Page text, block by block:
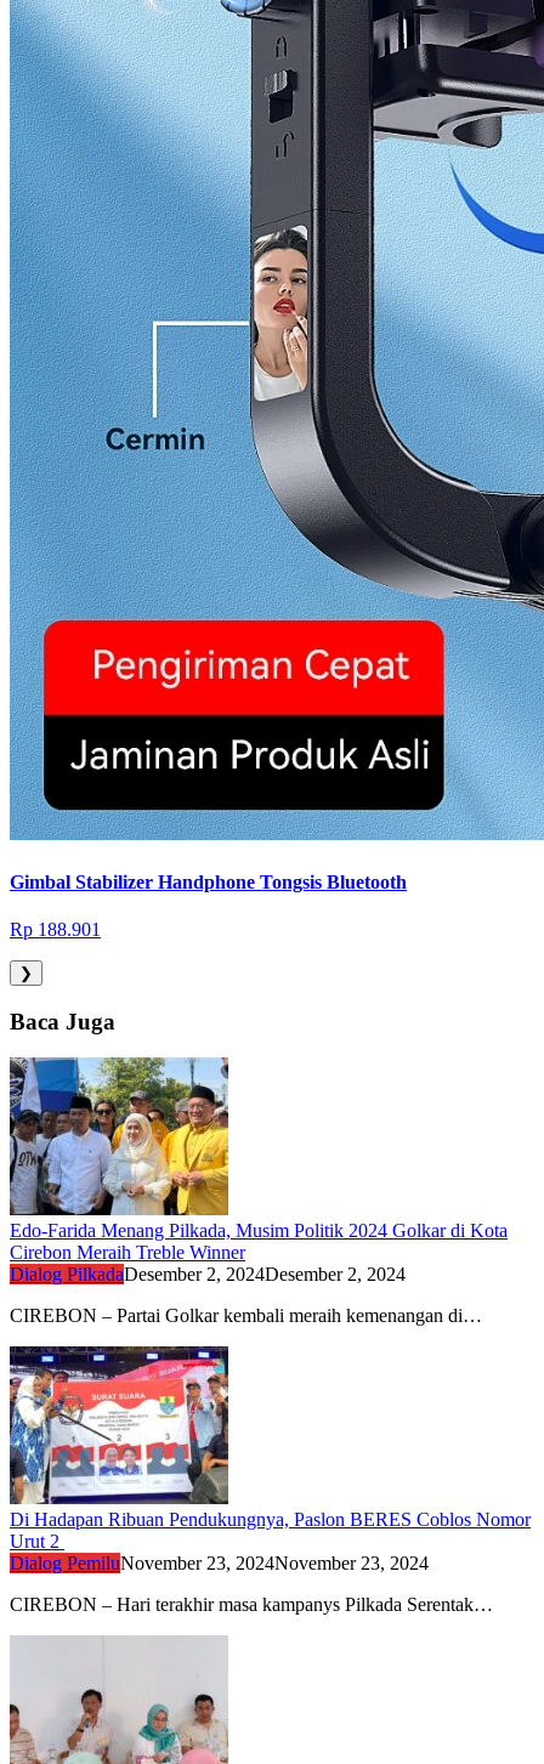
Gimbal Stabilizer Handphone Tongsis Bluetooth
Rp 188.901
❯
Baca Juga
Edo-Farida Menang Pilkada, Musim Politik 2024 Golkar di Kota
Cirebon Meraih Treble Winner
Dialog PilkadaDesember 2, 2024Desember 2, 2024
CIREBON – Partai Golkar kembali meraih kemenangan di…
Di Hadapan Ribuan Pendukungnya, Paslon BERES Coblos Nomor
Urut 2
Dialog PemiluNovember 23, 2024November 23, 2024
CIREBON – Hari terakhir masa kampanys Pilkada Serentak…